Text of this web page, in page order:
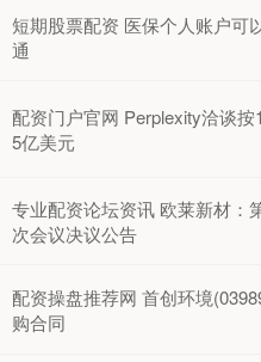
短期股票配资 医保个人账户可
通
配资门户官网 Perplexity洽谈
5亿美元
专业配资论坛资讯 欧莱新材：
次会议决议公告
配资操盘推荐网 首创环境
购合同